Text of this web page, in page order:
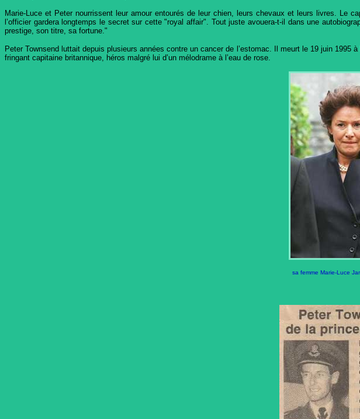
Marie-Luce et Peter nourrissent leur amour entourés de leur chien, leurs chevaux et leurs livres. Le
l’officier gardera longtemps le secret sur cette "royal affair". Tout juste avouera-t-il dans une
prestige, son titre, sa fortune."
Peter Townsend luttait depuis plusieurs années contre un cancer de l’estomac. Il meurt le 19 juin
fringant capitaine britannique, héros malgré lui d’un mélodrame à l’eau de rose.
sa femme Marie-Luce